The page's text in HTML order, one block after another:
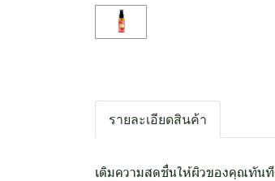
รายละเอียดสินค้า
เติมความสดชื่นให้ผิวของคุณทันที